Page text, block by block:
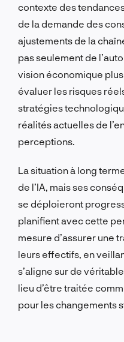
contexte des
de la demande des
ajustements de la
pas seulement de
vision économique
évaluer les risques
stratégies
réalités actuelles de
perceptions.
La situation à long
de l’IA, mais ses
se déploieront
planifient avec cette
mesure d’assurer une
leurs effectifs, en
s’aligne sur de
lieu d’être traitée
pour les changements